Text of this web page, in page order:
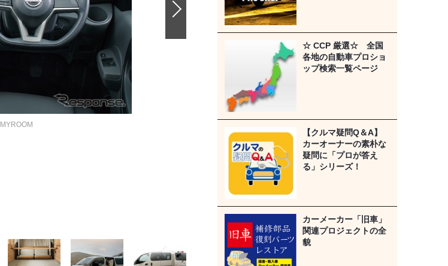
☆ CCP 厳選☆ 全国
各地の自動車プロショ
ップ検索一覧ページ
【クルマ疑問Q＆A】
カーオーナーの素朴な
疑問に「プロが答え
る」シリーズ！
カーメーカー「旧車」
関連プロジェクトの全
貌